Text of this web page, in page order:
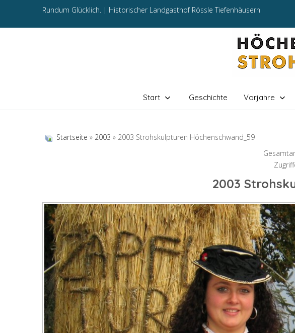
Rundum Glücklich. | Historischer Landgasthof Rössle Tiefenhäusern
Start Geschichte Vorjahre
Startseite » 2003 » 2003 Strohskulpturen Höchenschwand_59
2003